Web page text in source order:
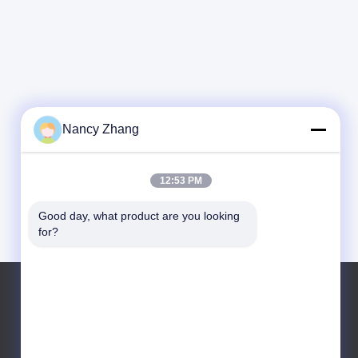
Nancy Zhang
12:53 PM
Good day, what product are you looking
for?